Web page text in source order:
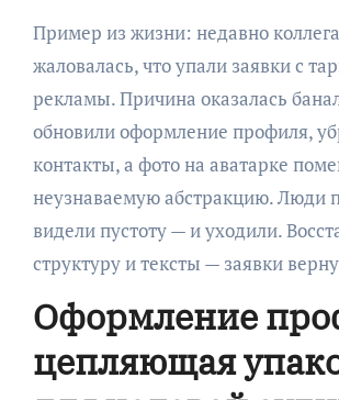
Пример из жизни: недавно
жаловалась, что упали заявки с
рекламы. Причина оказалась
обновили оформление профиля,
контакты, а фото на аватарке
неузнаваемую абстракцию. Люди
видели пустоту — и уходили.
структуру и тексты — заявки
Оформление
цепляющая